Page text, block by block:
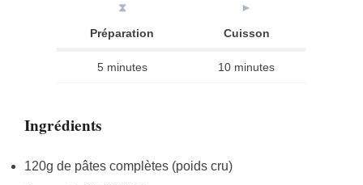
⧗
Préparation
►
Cuisson
5 minutes 10 minutes
Ingrédients
120g de pâtes complètes (poids cru)